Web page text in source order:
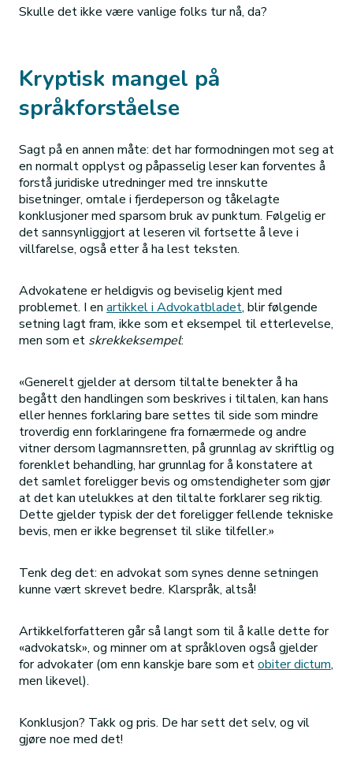
Skulle det ikke være vanlige folks tur nå, da?
Kryptisk mangel på
språkforståelse
Sagt på en annen måte: det har formodningen mot seg at
en normalt opplyst og påpasselig leser kan forventes å
forstå juridiske utredninger med tre innskutte
bisetninger, omtale i fjerdeperson og tåkelagte
konklusjoner med sparsom bruk av punktum. Følgelig er
det sannsynliggjort at leseren vil fortsette å leve i
villfarelse, også etter å ha lest teksten.
Advokatene er heldigvis og beviselig kjent med
problemet. I en artikkel i Advokatbladet, blir følgende
setning lagt fram, ikke som et eksempel til etterlevelse,
men som et skrekkeksempel:
«Generelt gjelder at dersom tiltalte benekter å ha
begått den handlingen som beskrives i tiltalen, kan hans
eller hennes forklaring bare settes til side som mindre
troverdig enn forklaringene fra fornærmede og andre
vitner dersom lagmannsretten, på grunnlag av skriftlig og
forenklet behandling, har grunnlag for å konstatere at
det samlet foreligger bevis og omstendigheter som gjør
at det kan utelukkes at den tiltalte forklarer seg riktig.
Dette gjelder typisk der det foreligger fellende tekniske
bevis, men er ikke begrenset til slike tilfeller.»
Tenk deg det: en advokat som synes denne setningen
kunne vært skrevet bedre. Klarspråk, altså!
Artikkelforfatteren går så langt som til å kalle dette for
«advokatsk», og minner om at språkloven også gjelder
for advokater (om enn kanskje bare som etobiter dictum,
men likevel).
Konklusjon? Takk og pris. De har sett det selv, og vil
gjøre noe med det!